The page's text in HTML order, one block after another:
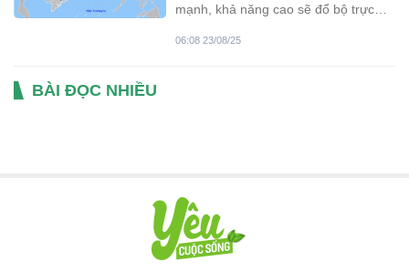
mạnh, khả năng cao sẽ đổ bộ trực
06:08 23/08/25
BÀI ĐỌC NHIỀU